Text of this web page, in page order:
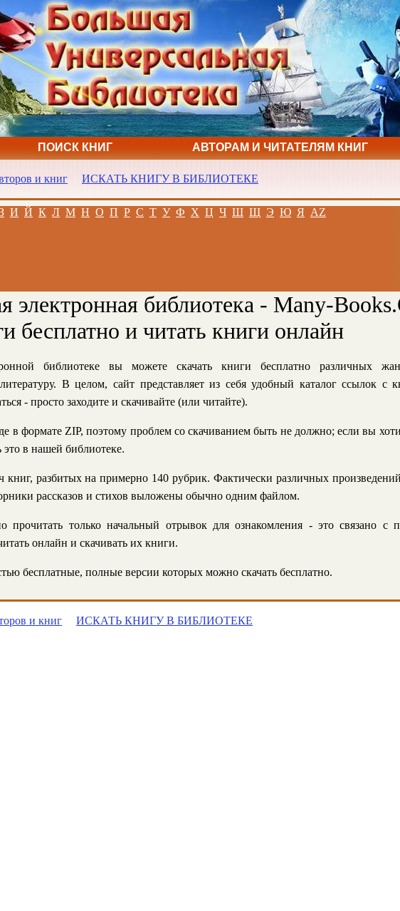
ПОИСК КНИГ АВТОРАМ И ЧИТАТЕЛЯМ КНИГ
и книг ИСКАТЬ КНИГУ В БИБЛИОТЕКЕ
И Й К Л М Н О П Р С Т У Ф Х Ц Ч Ш Щ Э Ю Я AZ
электронная библиотека - Many-
бесплатно и читать книги онлайн
библиотеке вы можете скачать книги бесплатно различных
В целом, сайт представляет из себя удобный каталог ссылок с
- просто заходите и скачивайте (или читайте).
в формате ZIP, поэтому проблем со скачиванием быть не должно; если вы
это в нашей библиотеке.
разбитых на примерно 140 рубрик. Фактически различных
рассказов и стихов выложены обычно одним файлом.
только начальный отрывок для ознакомления - это связано с
онлайн и скачивать их книги.
бесплатные, полные версии которых можно скачать бесплатно.
и книг ИСКАТЬ КНИГУ В БИБЛИОТЕКЕ